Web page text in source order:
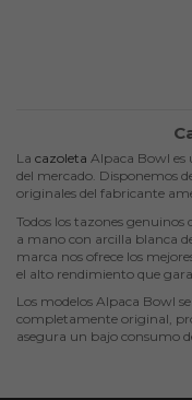
La cazoleta Alpaca Bowl es
del mercado. Disponemos
originales del fabricante
Todos los tazones
a mano con arcilla blanca
marca nos ofrece los
el alto rendimiento que
Los modelos Alpaca Bowl
completamente original,
asegura un bajo consumo